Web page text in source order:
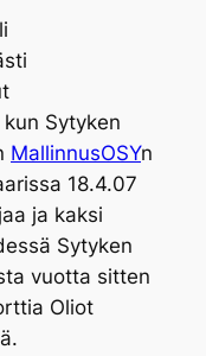
Sytyken
MallinnusOSYn
18.4.07
ja kaksi
Sytyken
vuotta sitten
Oliot